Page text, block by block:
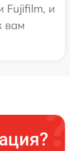
Fujifilm, и
вам